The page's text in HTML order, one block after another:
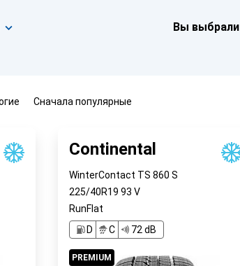
Вы выбрали
Сначала популярные
Continental
WinterContact TS 860 S
225/40R19 93 V
RunFlat
D
C 72 dB
PREMIUM